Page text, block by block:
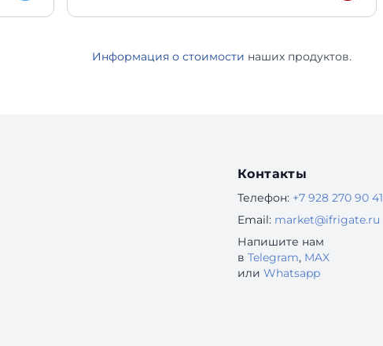
Информация о стоимости наших продуктов.
Контакты
Телефон: +7 928 270 90 41
Email: market@ifrigate.ru
Напишите нам
в Telegram, MAX
или Whatsapp